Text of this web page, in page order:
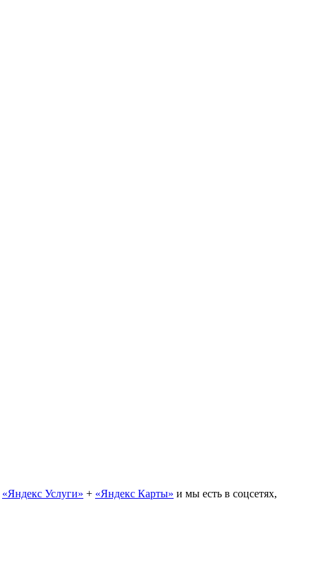
«Яндекс Услуги» + «Яндекс Карты» и мы есть в соцсетях,